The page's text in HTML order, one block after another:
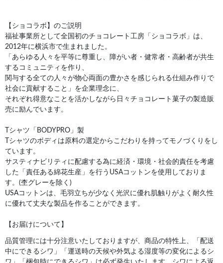
【ショコラボ】のご説明
福祉事業所として全国初のチョコレート工房「ショコラボ」は、
2012年に横浜市で生まれました。
「あらゆる人々を平等に尊重し、障がい者・健常者・高齢者が共生
するコミュニティを作り、
関与する全ての人々が物心両面の豊かさを感じられる仕組み作りで
社会に貢献すること」を企業理念に、
それぞれ得意なことを活かしながら日々チョコレート菓子の製造販
売に励んでいます。
Tシャツ「BODYPRO」製
Tシャツのボディは原料の選定からこだわりを持ってモノづくりをし
ています。
サスティナビリティに配慮する為に経済・環境・社会的責任を考慮
した「責任ある綿花生産」を行うUSAコットンを使用しておりま
す。(杢グレーを除く)
USAコットンは、毛羽立ちが少なく光沢に優れ肌触りがよく耐久性
に優れて丈夫な製品を作ることができます。
【お届けについて】
品質管理には十分注意いたしておりますが、商品の特性上、「配送
中にできるシワ」「運送時の天候や外気よる湿度等の変化によるシ